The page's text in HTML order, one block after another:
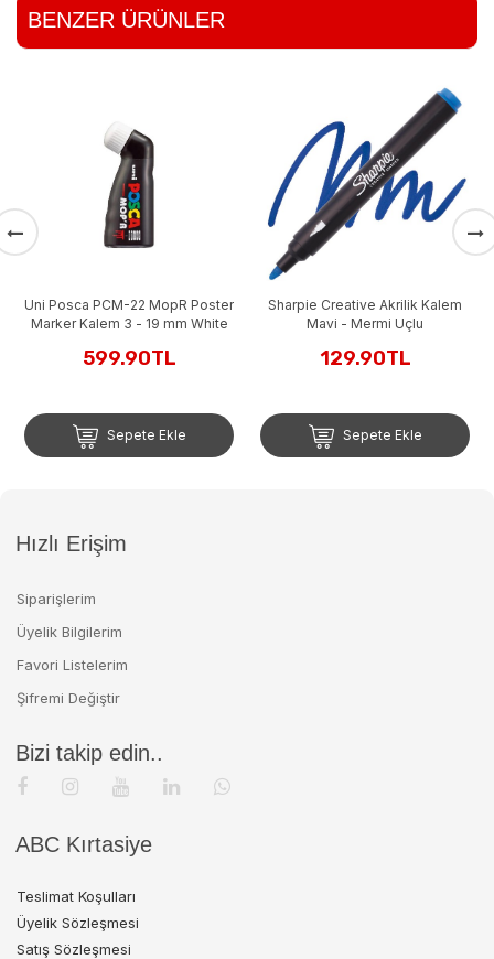
BENZER ÜRÜNLER
Uni Posca PCM-22 MopR Poster
Marker Kalem 3 - 19 mm White
599.90TL
Sepete Ekle
Sharpie Creative Akrilik Kalem
Mavi - Mermi Uçlu
129.90TL
Sepete Ekle
Hızlı Erişim
Siparişlerim
Üyelik Bilgilerim
Favori Listelerim
Şifremi Değiştir
Bizi takip edin..
ABC Kırtasiye
Teslimat Koşulları
Üyelik Sözleşmesi
Satış Sözleşmesi